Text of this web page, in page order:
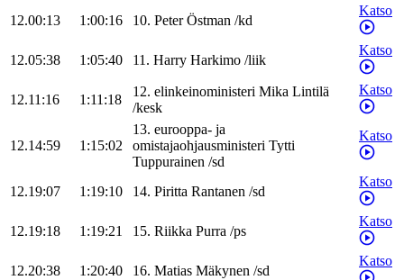
12.00:13 1:00:16 10. Peter Östman /kd
Katso
12.05:38 1:05:40 11. Harry Harkimo /liik
Katso
12.11:16 1:11:18
12. elinkeinoministeri Mika Lintilä
/kesk
Katso
12.14:59 1:15:02
13. eurooppa- ja
omistajaohjausministeri Tytti
Tuppurainen /sd
Katso
12.19:07 1:19:10 14. Piritta Rantanen /sd
Katso
12.19:18 1:19:21 15. Riikka Purra /ps
Katso
12.20:38 1:20:40 16. Matias Mäkynen /sd
Katso